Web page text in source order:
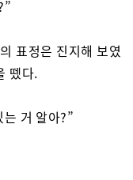
표정은 진지해 보였
뗐다.
거 알아?”